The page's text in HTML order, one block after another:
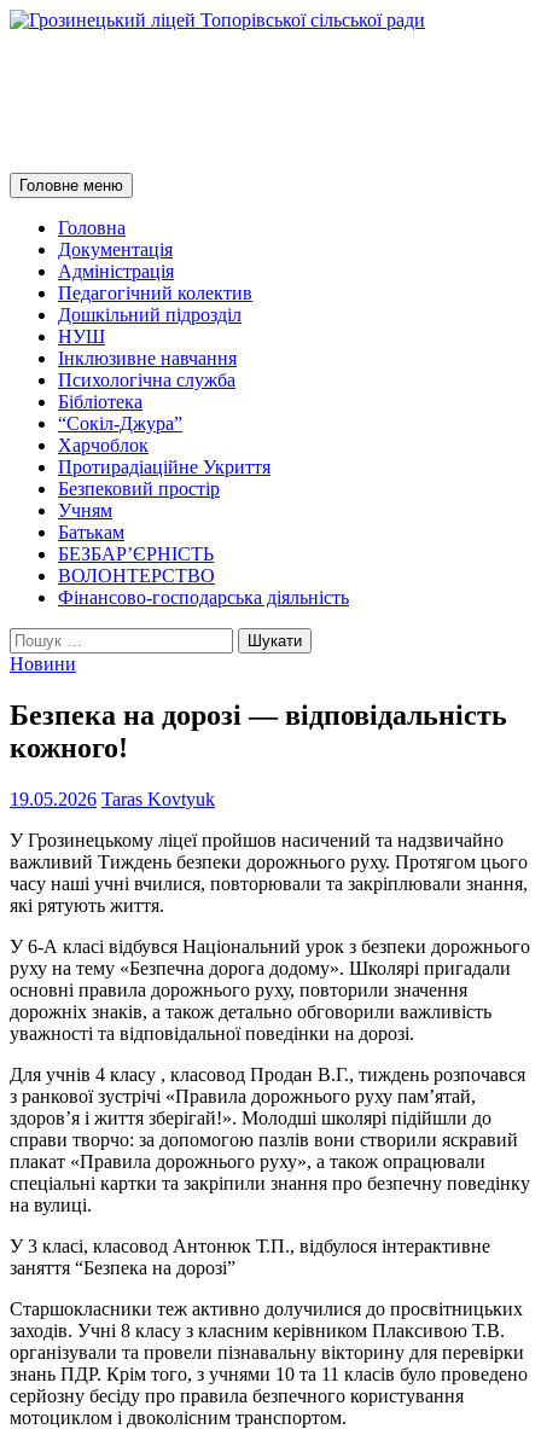
Пошук
Головне меню Перейти
до
Головна
Документація
Адміністрація
Педагогічний колектив
Дошкільний підрозділ
НУШ
Інклюзивне навчання
Психологічна служба
Бібліотека
“Сокіл-Джура”
Харчоблок
Протирадіаційне Укриття
Безпековий простір
Учням
Батькам
БЕЗБАР’ЄРНІСТЬ
ВОЛОНТЕРСТВО
Фінансово-господарська діяльність
Пошук:
Новини
Безпека на дорозі — відповідальність
кожного!
19.05.2026 Taras Kovtyuk
У Грозинецькому ліцеї пройшов насичений та надзвичайно
важливий Тиждень безпеки дорожнього руху. Протягом цього
часу наші учні вчилися, повторювали та закріплювали знання,
які рятують життя.
У 6-А класі відбувся Національний урок з безпеки дорожнього
руху на тему «Безпечна дорога додому». Школярі пригадали
основні правила дорожнього руху, повторили значення
дорожніх знаків, а також детально обговорили важливість
уважності та відповідальної поведінки на дорозі.
Для учнів 4 класу , класовод Продан В.Г., тиждень розпочався
з ранкової зустрічі «Правила дорожнього руху пам’ятай,
здоров’я і життя зберігай!». Молодші школярі підійшли до
справи творчо: за допомогою пазлів вони створили яскравий
плакат «Правила дорожнього руху», а також опрацювали
спеціальні картки та закріпили знання про безпечну поведінку
на вулиці.
У 3 класі, класовод Антонюк Т.П., відбулося інтерактивне
заняття “Безпека на дорозі”
Старшокласники теж активно долучилися до просвітницьких
заходів. Учні 8 класу з класним керівником Плаксивою Т.В.
організували та провели пізнавальну вікторину для перевірки
знань ПДР. Крім того, з учнями 10 та 11 класів було проведено
серйозну бесіду про правила безпечного користування
мотоциклом і двоколісним транспортом.